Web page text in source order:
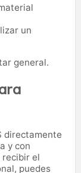
un
general.
directamente
y con
recibir el
puedes